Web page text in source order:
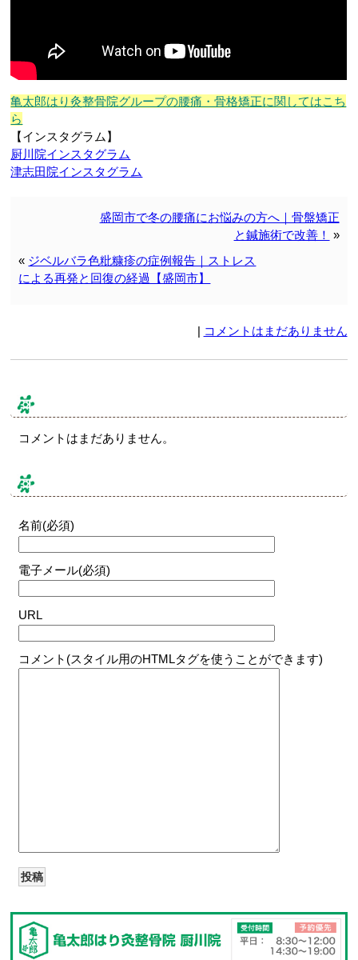
亀太郎はり灸整骨院グループの腰痛・骨格矯正に関してはこち
ら
【インスタグラム】
厨川院インスタグラム
津志田院インスタグラム
盛岡市で冬の腰痛にお悩みの方へ｜骨盤矯正
と鍼施術で改善！ »
« ジベルバラ色粃糠疹の症例報告｜ストレス
による再発と回復の経過【盛岡市】
| コメントはまだありません
コメント & トラックバック
コメントはまだありません。
コメントする
名前(必須)
電子メール(必須)
URL
コメント(スタイル用のHTMLタグを使うことができます)